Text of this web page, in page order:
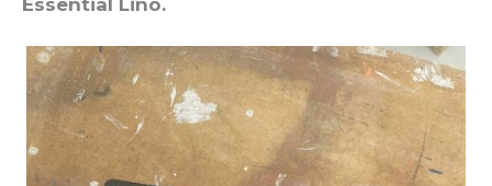
Essential Lino.